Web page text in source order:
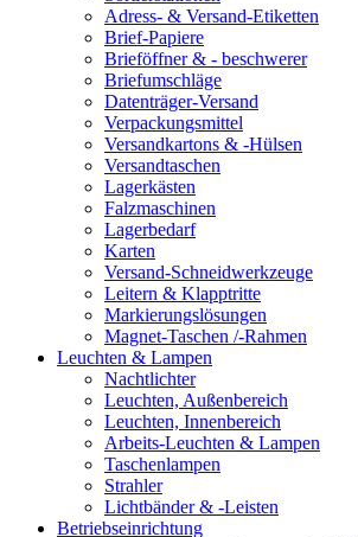
Adress- & Versand-Etiketten
Brief-Papiere
Brieföffner & - beschwerer
Briefumschläge
Datenträger-Versand
Verpackungsmittel
Versandkartons & -Hülsen
Versandtaschen
Lagerkästen
Falzmaschinen
Lagerbedarf
Karten
Versand-Schneidwerkzeuge
Leitern & Klapptritte
Markierungslösungen
Magnet-Taschen /-Rahmen
Leuchten & Lampen
Nachtlichter
Leuchten, Außenbereich
Leuchten, Innenbereich
Arbeits-Leuchten & Lampen
Taschenlampen
Strahler
Lichtbänder & -Leisten
Betriebseinrichtung